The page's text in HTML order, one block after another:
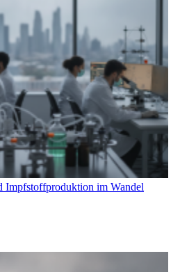
Impfstoffproduktion im Wandel